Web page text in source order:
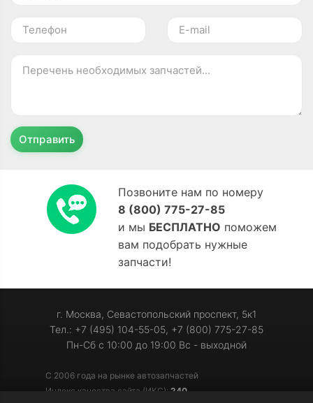
Отправить
Позвоните нам по номеру
8 (800) 775-27-85
и мы БЕСПЛАТНО поможем
вам подобрать нужные
запчасти!
г. Москва, Севастопольский проспект, 5к1
Тел.: +7 (495) 104-55-05, +7 (800) 775-27-85
Пн-Сб с 10:00 до 19:00 Вс - выходной
С 2006 года на рынке автозапчастей
Индекс качества сайта (ИКС): 240